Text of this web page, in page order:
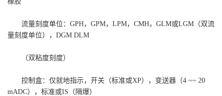
流量刻度单位：GPH，GPM，LPM，CMH，GLM或LGM（双流
量刻度单位），DGM DLM
（双粘度刻度）
控制盒：仅就地指示，开关（标准或XP），变送器（4 ~~ 20
mADC），标准或IS（隔爆）